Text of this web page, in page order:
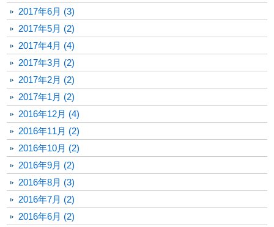
2017年6月 (3)
2017年5月 (2)
2017年4月 (4)
2017年3月 (2)
2017年2月 (2)
2017年1月 (2)
2016年12月 (4)
2016年11月 (2)
2016年10月 (2)
2016年9月 (2)
2016年8月 (3)
2016年7月 (2)
2016年6月 (2)